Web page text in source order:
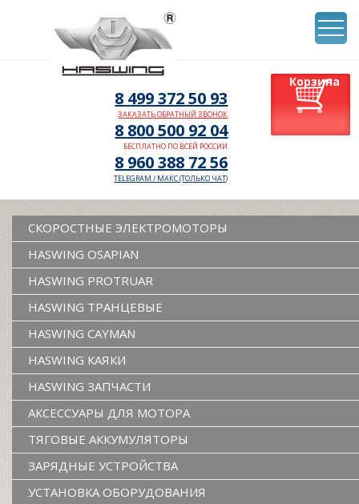
8 499 372 50 93
ЗАКАЗАТЬ ОБРАТНЫЙ ЗВОНОК
8 800 500 92 04
БЕСПЛАТНО ПО ВСЕЙ РОССИИ
8 960 388 72 56
TELEGRAM / МАКС (ТОЛЬКО ЧАТ)
Корзина
СКОРОСТНЫЕ ЭЛЕКТРОМОТОРЫ
HASWING OSAPIAN
HASWING PROTRUAR
HASWING ТРАНЦЕВЫЕ
HASWING CAYMAN
HASWING КАЯКИ
HASWING ЗАПЧАСТИ
АКСЕССУАРЫ ДЛЯ МОТОРА
ТЯГОВЫЕ АККУМУЛЯТОРЫ
ЗАРЯДНЫЕ УСТРОЙСТВА
УСТАНОВКА ОБОРУДОВАНИЯ